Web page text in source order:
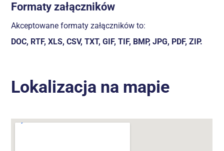
Formaty załączników
Akceptowane formaty załączników to:
DOC, RTF, XLS, CSV, TXT, GIF, TIF, BMP, JPG, PDF, ZIP.
Lokalizacja na mapie